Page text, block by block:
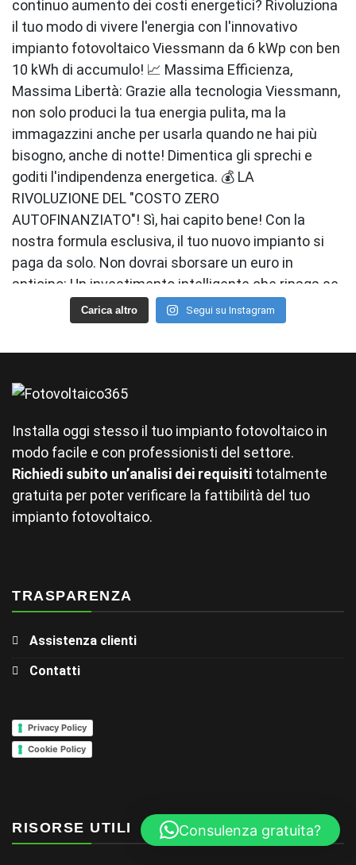
Carica altro Segui su Instagram
Installa oggi stesso il tuo impianto fotovoltaico in
modo facile e con professionisti del settore.
Richiedi subito un’analisi dei requisiti totalmente
gratuita per poter verificare la fattibilità del tuo
impianto fotovoltaico.
TRASPARENZA
Assistenza clienti
Contatti
Privacy Policy
Cookie Policy
RISORSE UTILI Consulenza gratuita?